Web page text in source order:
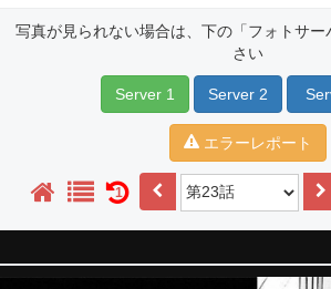
写真が見られない場合は、下の「フォトサ
さい
Server 1 Server 2
エラーレポート
1